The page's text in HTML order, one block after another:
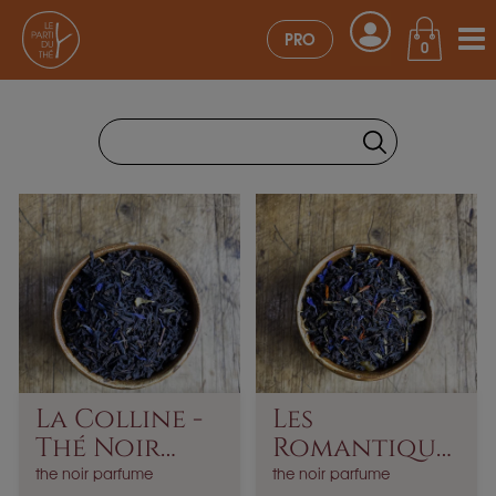
PRO 0
La Colline -
Thé Noir
Parfumé
the noir parfume
Les
Romantique
S - Thé Noir...
the noir parfume